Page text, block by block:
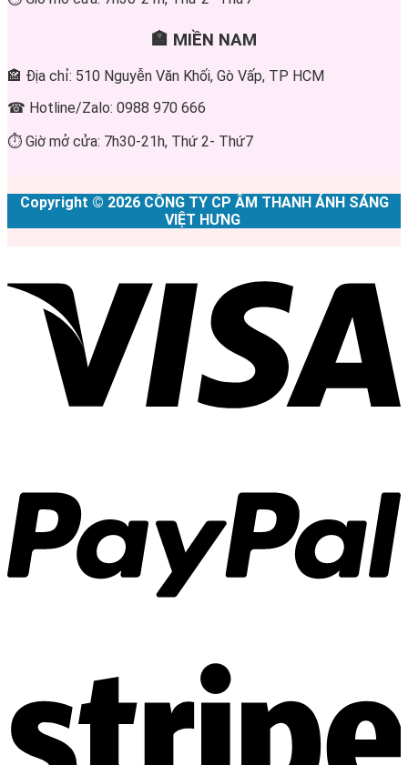
🏣 MIỀN NAM
🏤 Địa chỉ: 510 Nguyễn Văn Khối, Gò Vấp, TP HCM
☎ Hotline/Zalo: 0988 970 666
⏱ Giờ mở cửa: 7h30-21h, Thứ 2- Thứ7
Copyright © 2026 CÔNG TY CP ÂM THANH ÁNH SÁNG
VIỆT HƯNG